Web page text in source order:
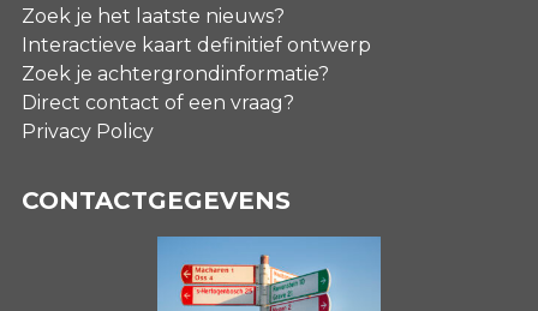
Zoek je het laatste nieuws?
Interactieve kaart definitief ontwerp
Zoek je achtergrondinformatie?
Direct contact of een vraag?
Privacy Policy
CONTACTGEGEVENS